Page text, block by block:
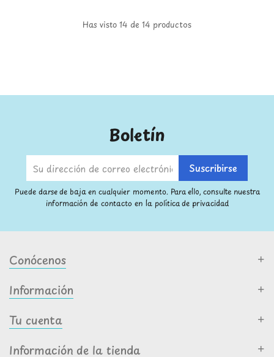
Has visto 14 de 14 productos
Boletín
Puede darse de baja en cualquier momento. Para ello, consulte nuestra
información de contacto en la política de privacidad
Conócenos
Información
Tu cuenta
Información de la tienda